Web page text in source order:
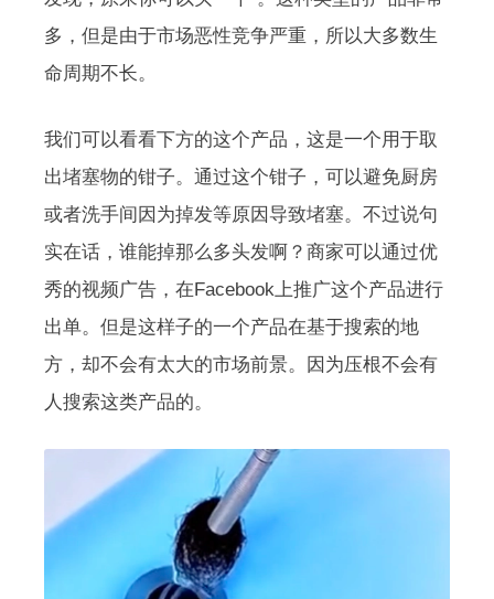
多，但是由于市场恶性竞争严重，所以大多数生
命周期不长。
我们可以看看下方的这个产品，这是一个用于取
出堵塞物的钳子。通过这个钳子，可以避免厨房
或者洗手间因为掉发等原因导致堵塞。不过说句
实在话，谁能掉那么多头发啊？商家可以通过优
秀的视频广告，在Facebook上推广这个产品进行
出单。但是这样子的一个产品在基于搜索的地
方，却不会有太大的市场前景。因为压根不会有
人搜索这类产品的。